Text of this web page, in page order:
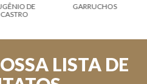
DE
CASTRO
GARRUCHOS
LISTA DE